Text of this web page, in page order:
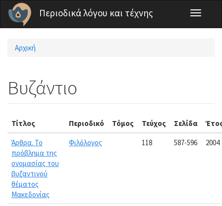
Παράκαμψη προς το κυρίως περιεχόμενο
Περιοδικά λόγου και τέχνης
Toggle
Είστε εδώ
Αρχική
Βυζάντιο
Τίτλος Περιοδικό Τόμος Τεύχος Σελίδα
Άρθρα. Το
πρόβλημα της
ονομασίας του
βυζαντινού
θέματος
Μακεδονίας
Φιλόλογος 118 587-596 2004